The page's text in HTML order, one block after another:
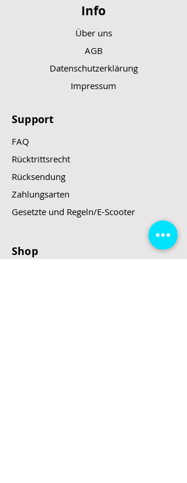
Info
Über uns
AGB
Datenschutzerklärung
Impressum
Support
FAQ
Rücktrittsrecht
Rücksendung
Zahlungsarten
Gesetzte und Regeln/E-Scooter
Shop